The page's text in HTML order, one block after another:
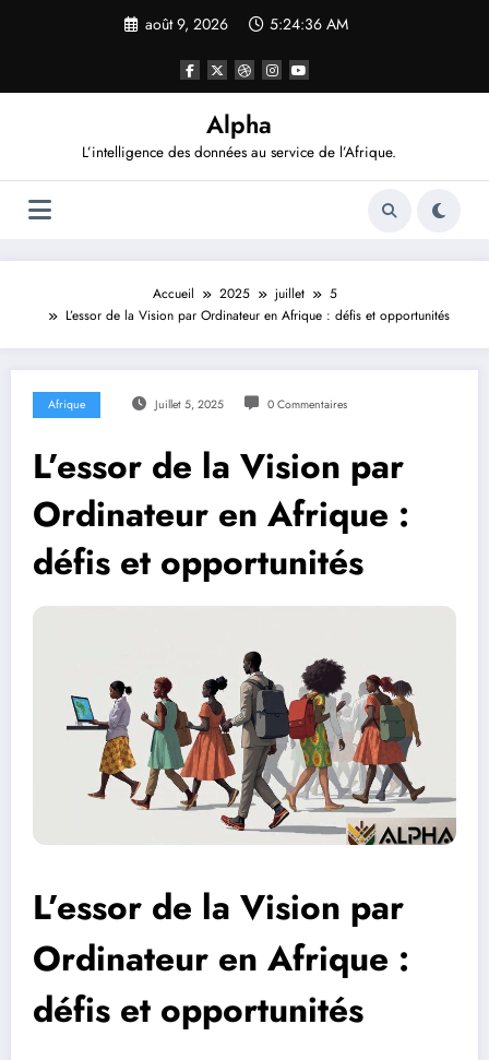
août 9, 2026 5:24:38 AM
Alpha
L’intelligence des données au service de l’Afrique.
Accueil 2025 juillet
5
L’essor de la Vision par Ordinateur en Afrique : défis et opportunités
Afrique Juillet 5, 2025 0 Commentaires
L’essor de la Vision par
Ordinateur en Afrique :
défis et opportunités
L’essor de la Vision par
Ordinateur en Afrique :
défis et opportunités